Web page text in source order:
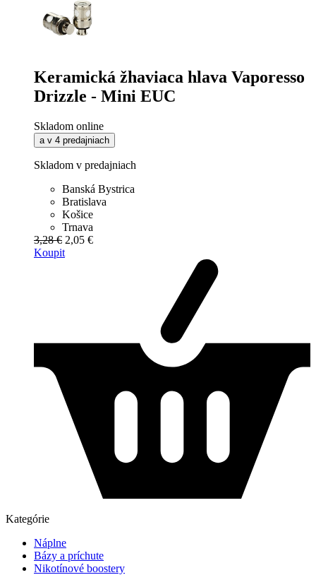
Keramická žhaviaca hlava Vaporesso
Drizzle - Mini EUC
Skladom online
a v 4 predajniach
Skladom v predajniach
Banská Bystrica
Bratislava
Košice
Trnava
3,28 € 2,05 €
Koupit
Kategórie
Náplne
Bázy a príchute
Nikotínové boostery